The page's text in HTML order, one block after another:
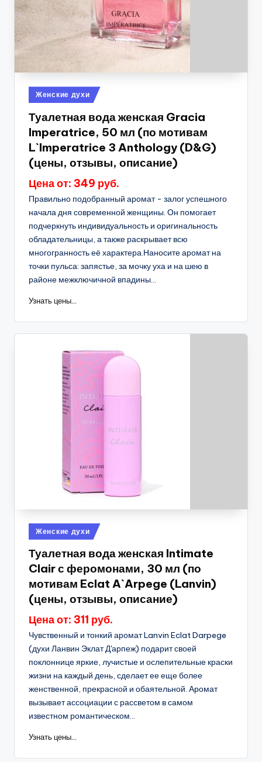
Опубликовано
в
Женские духи
Туалетная вода женская Gracia
Imperatrice, 50 мл (по мотивам
L`Imperatrice 3 Anthology (D&G)
(цены, отзывы, описание)
Цена от: 349 руб.
Правильно подобранный аромат - залог успешного
начала дня современной женщины. Он помогает
подчеркнуть индивидуальность и оригинальность
обладательницы, а также раскрывает всю
многогранность её характера.Наносите аромат на
точки пульса: запястье, за мочку уха и на шею в
районе межключичной впадины...
Узнать цены...
Опубликовано
в
Женские духи
Туалетная вода женская Intimate
Clair с феромонами, 30 мл (по
мотивам Eclat A`Arpege (Lanvin)
(цены, отзывы, описание)
Цена от: 311 руб.
Чувственный и тонкий аромат Lanvin Eclat Darpege
(духи Ланвин Эклат Д'арпеж) подарит своей
поклоннице яркие, лучистые и ослепительные краски
жизни на каждый день, сделает ее еще более
женственной, прекрасной и обаятельной. Аромат
вызывает ассоциации с рассветом в самом
известном романтическом...
Узнать цены...